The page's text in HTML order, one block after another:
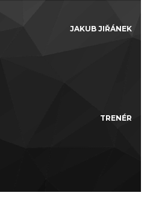
JAKUB JIŘÁNEK
TRENÉR